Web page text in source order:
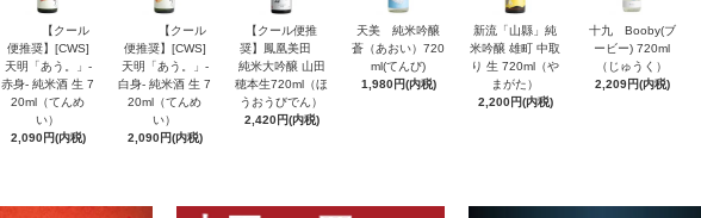
【クール
便推奨】[CWS]
天明「あう。」-
赤身- 純米酒 生 7
20ml（てんめ
い）
2,090円(内税)
【クール
便推奨】[CWS]
天明「あう。」-
白身- 純米酒 生 7
20ml（てんめ
い）
2,090円(内税)
【クール便推
奨】鳳凰美田
純米大吟醸 山田
穂本生720ml（ほ
うおうびでん）
2,420円(内税)
天美 純米吟醸
蒼（あおい）720
ml(てんび)
1,980円(内税)
新流「山縣」純
米吟醸 雄町 中取
り 生 720ml（や
まがた）
2,200円(内税)
十九 Booby(ブ
ービー) 720ml
（じゅうく）
2,209円(内税)